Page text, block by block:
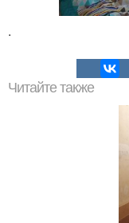
.
Читайте также